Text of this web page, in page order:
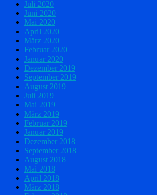
Juli 2020
Juni 2020
Mai 2020
April 2020
März 2020
Februar 2020
Januar 2020
Dezember 2019
September 2019
August 2019
Juli 2019
Mai 2019
März 2019
Februar 2019
Januar 2019
Dezember 2018
September 2018
August 2018
Mai 2018
April 2018
März 2018